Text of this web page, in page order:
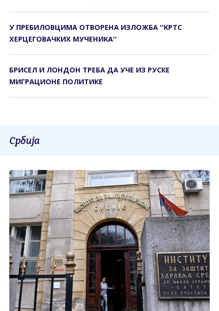
У ПРЕБИЛОВЦИМА ОTВОРЕНА ИЗЛОЖБА ''КРTС
ХЕРЦЕГОВАЧКИХ МУЧЕНИКА''
БРИСЕЛ И ЛОНДОН ТРЕБА ДА УЧЕ ИЗ РУСКЕ
МИГРАЦИОНЕ ПОЛИТИКЕ
Србија